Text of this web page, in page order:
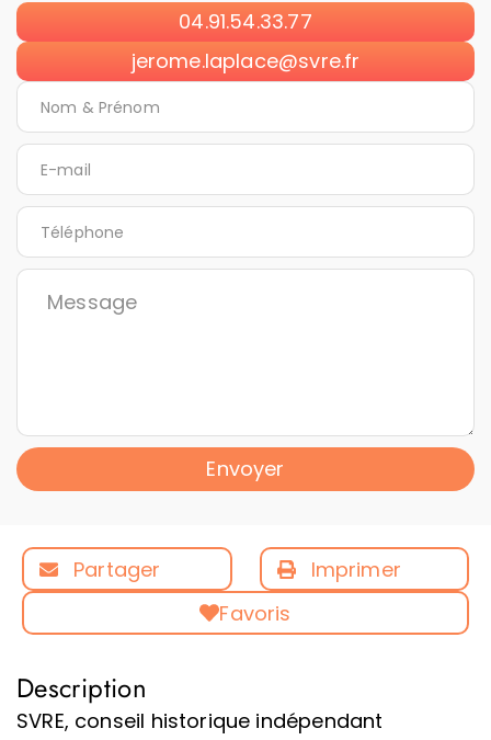
04.91.54.33.77
jerome.laplace@svre.fr
Envoyer
Partager
Imprimer
Favoris
Description
SVRE, conseil historique indépendant